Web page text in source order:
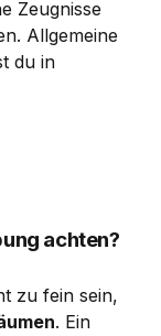
Zeugnisse
Allgemeine
du in
achten?
zu fein sein,
. Ein